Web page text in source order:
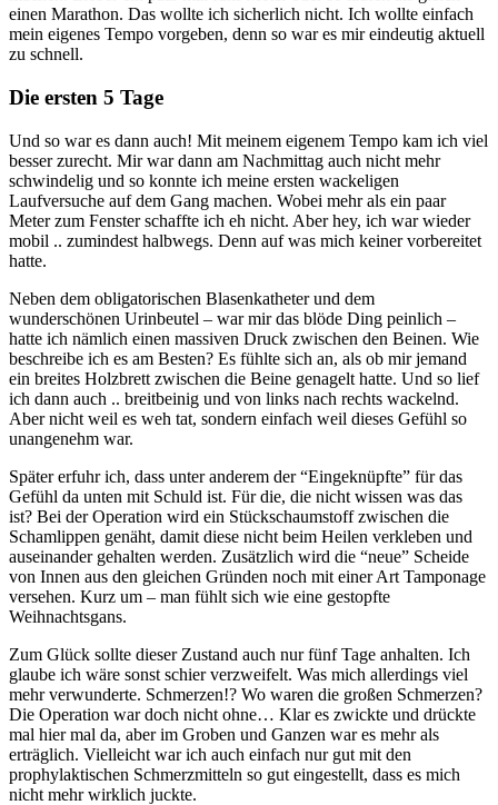
einen Marathon. Das wollte ich sicherlich nicht. Ich wollte einfach
mein eigenes Tempo vorgeben, denn so war es mir eindeutig aktuell
zu schnell.
Die ersten 5 Tage
Und so war es dann auch! Mit meinem eigenem Tempo kam ich viel
besser zurecht. Mir war dann am Nachmittag auch nicht mehr
schwindelig und so konnte ich meine ersten wackeligen
Laufversuche auf dem Gang machen. Wobei mehr als ein paar
Meter zum Fenster schaffte ich eh nicht. Aber hey, ich war wieder
mobil .. zumindest halbwegs. Denn auf was mich keiner vorbereitet
hatte.
Neben dem obligatorischen Blasenkatheter und dem
wunderschönen Urinbeutel – war mir das blöde Ding peinlich –
hatte ich nämlich einen massiven Druck zwischen den Beinen. Wie
beschreibe ich es am Besten? Es fühlte sich an, als ob mir jemand
ein breites Holzbrett zwischen die Beine genagelt hatte. Und so lief
ich dann auch .. breitbeinig und von links nach rechts wackelnd.
Aber nicht weil es weh tat, sondern einfach weil dieses Gefühl so
unangenehm war.
Später erfuhr ich, dass unter anderem der “Eingeknüpfte” für das
Gefühl da unten mit Schuld ist. Für die, die nicht wissen was das
ist? Bei der Operation wird ein Stückschaumstoff zwischen die
Schamlippen genäht, damit diese nicht beim Heilen verkleben und
auseinander gehalten werden. Zusätzlich wird die “neue” Scheide
von Innen aus den gleichen Gründen noch mit einer Art Tamponage
versehen. Kurz um – man fühlt sich wie eine gestopfte
Weihnachtsgans.
Zum Glück sollte dieser Zustand auch nur fünf Tage anhalten. Ich
glaube ich wäre sonst schier verzweifelt. Was mich allerdings viel
mehr verwunderte. Schmerzen!? Wo waren die großen Schmerzen?
Die Operation war doch nicht ohne… Klar es zwickte und drückte
mal hier mal da, aber im Groben und Ganzen war es mehr als
erträglich. Vielleicht war ich auch einfach nur gut mit den
prophylaktischen Schmerzmitteln so gut eingestellt, dass es mich
nicht mehr wirklich juckte.